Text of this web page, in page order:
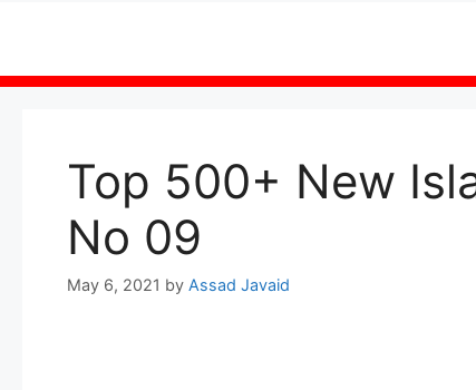
content
Top 500+ New
No 09
May 6, 2021 by Assad Javaid